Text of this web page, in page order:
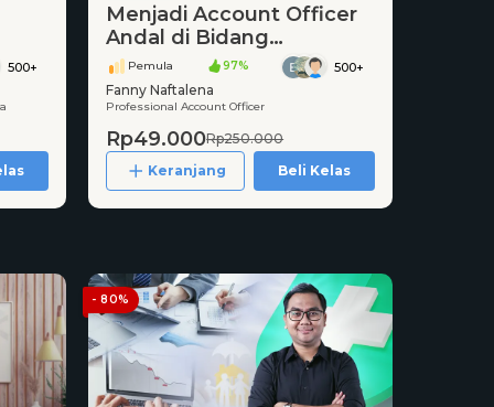
500+
Menjadi Account Officer
Andal di Bidang
Perbankan
Pemula 97% 500+
Fanny Naftalena
Professional Account Officer
Rp49.000Rp250.000
Keranjang
Beli Kelas
- 80%